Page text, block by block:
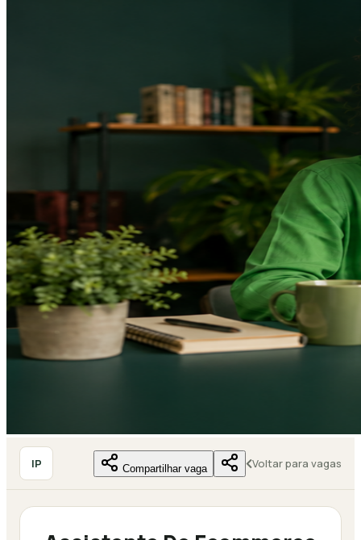
IP Compartilhar vaga Voltar para vagas